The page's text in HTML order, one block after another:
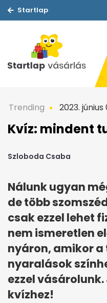
Startlap
Trending 2023. június
Kvíz: mindent
Szloboda Csaba
Nálunk ugyan
de több
csak ezzel lehet
nem ismeretlen
nyáron, amikor
nyaralások
ezzel
kvízhez!